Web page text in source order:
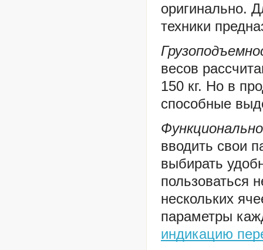
оригинально.
техники
весов
150 кг. Но в
способные
вводить свои
выбирать
пользоваться
нескольких
параметры
индикацию